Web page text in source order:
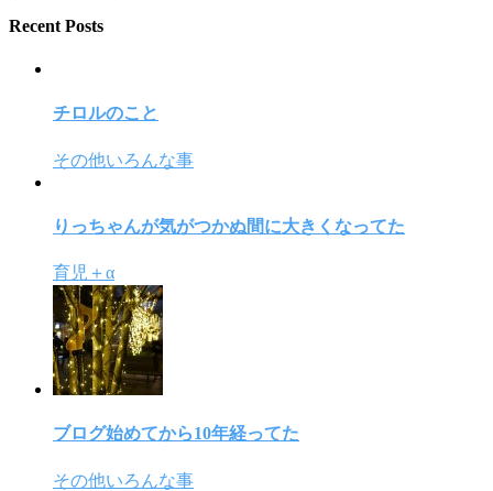
Recent Posts
チロルのこと
その他いろんな事
りっちゃんが気がつかぬ間に大きくなってた
育児＋α
ブログ始めてから10年経ってた
その他いろんな事